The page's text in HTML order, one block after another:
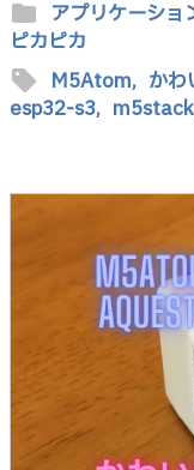
folder アプリケーショ
ピカピカ
sell M5Atom, かわ
esp32-s3,